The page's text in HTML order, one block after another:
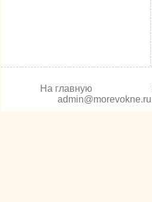
На главную
admin@morevokne.ru